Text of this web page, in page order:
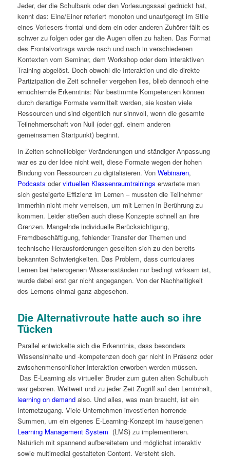
Jeder, der die Schulbank oder den Vorlesungssaal gedrückt hat,
kennt das: Eine/Einer referiert monoton und unaufgeregt im Stile
eines Vorlesers frontal und dem ein oder anderen Zuhörer fällt es
schwer zu folgen oder gar die Augen offen zu halten. Das Format
des Frontalvortrags wurde nach und nach in verschiedenen
Kontexten vom Seminar, dem Workshop oder dem interaktiven
Training abgelöst. Doch obwohl die Interaktion und die direkte
Partizipation die Zeit schneller vergehen lies, blieb dennoch eine
ernüchternde Erkenntnis: Nur bestimmte Kompetenzen können
durch derartige Formate vermittelt werden, sie kosten viele
Ressourcen und sind eigentlich nur sinnvoll, wenn die gesamte
Teilnehmerschaft von Null (oder ggf. einem anderen
gemeinsamen Startpunkt) beginnt.
In Zeiten schnelllebiger Veränderungen und ständiger Anpassung
war es zu der Idee nicht weit, diese Formate wegen der hohen
Bindung von Ressourcen zu digitalisieren. Von Webinaren,
Podcasts odervirtuellen Klassenraumtrainings erwartete man
sich gesteigerte Effizienz im Lernen – mussten die Teilnehmer
immerhin nicht mehr verreisen, um mit Lernen in Berührung zu
kommen. Leider stießen auch diese Konzepte schnell an ihre
Grenzen. Mangelnde individuelle Berücksichtigung,
Fremdbeschäftigung, fehlender Transfer der Themen und
technische Herausforderungen gesellten sich zu den bereits
bekannten Schwierigkeiten. Das Problem, dass curriculares
Lernen bei heterogenen Wissensständen nur bedingt wirksam ist,
wurde dabei erst gar nicht angegangen. Von der Nachhaltigkeit
des Lernens einmal ganz abgesehen.
Die Alternativroute hatte auch so ihre
Tücken
Parallel entwickelte sich die Erkenntnis, dass besonders
Wissensinhalte und -kompetenzen doch gar nicht in Präsenz oder
zwischenmenschlicher Interaktion erworben werden müssen.
Das E-Learning als virtueller Bruder zum guten alten Schulbuch
war geboren. Weltweit und zu jeder Zeit Zugriff auf den Lerninhalt,
learning on demandalso. Und alles, was man braucht, ist ein
Internetzugang. Viele Unternehmen investierten horrende
Summen, um ein eigenes E-Learning-Konzept im hauseigenen
Learning Management System (LMS) zu implementieren.
Natürlich mit spannend aufbereitetem und möglichst interaktiv
sowie multimedial gestalteten Content. Versteht sich.